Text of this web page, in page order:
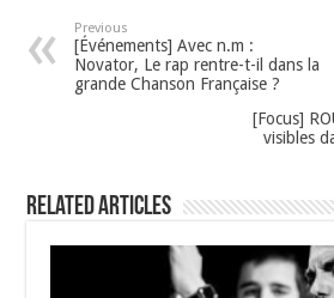
Previous
[Événements] Avec n.m :
Novator, Le rap rentre-t-il dans la
grande Chanson Française ?
[Focus]
visibles
Related Articles